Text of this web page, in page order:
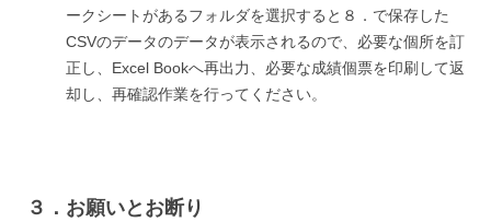
ークシートがあるフォルダを選択すると８．で保存した
CSVのデータのデータが表示されるので、必要な個所を訂
正し、Excel Bookへ再出力、必要な成績個票を印刷して返
却し、再確認作業を行ってください。
３．お願いとお断り